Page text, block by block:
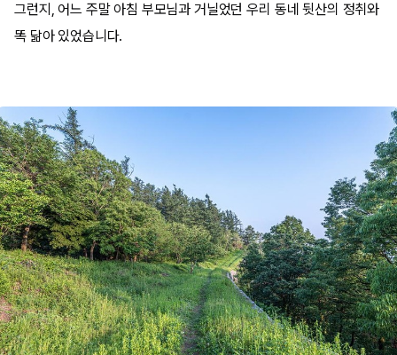
그런지, 어느 주말 아침 부모님과 거닐었던 우리 동네 뒷산의 정취와
똑 닮아 있었습니다. ​